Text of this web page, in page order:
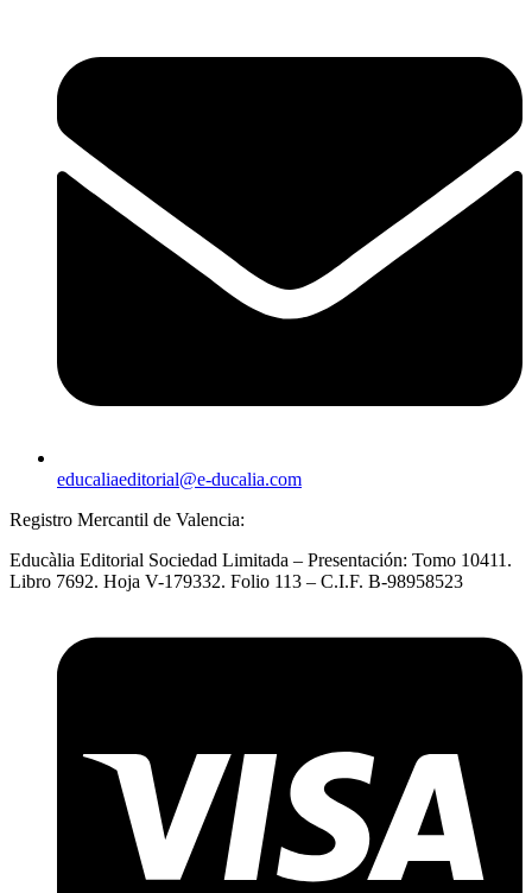
educaliaeditorial@e-ducalia.com
Registro Mercantil de Valencia:
Educàlia Editorial Sociedad Limitada – Presentación: Tomo 10411.
Libro 7692. Hoja V-179332. Folio 113 – C.I.F. B-98958523